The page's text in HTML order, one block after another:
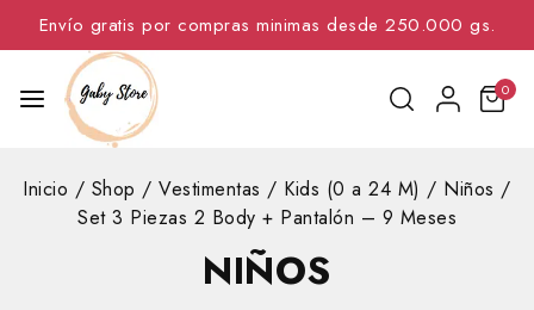
Envío gratis por compras minimas desde 250.000 gs.
0
Inicio / Shop / Vestimentas / Kids (0 a 24 M) / Niños /
Set 3 Piezas 2 Body + Pantalón – 9 Meses
NIÑOS